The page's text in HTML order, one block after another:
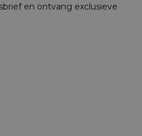
en ontvang exclusieve